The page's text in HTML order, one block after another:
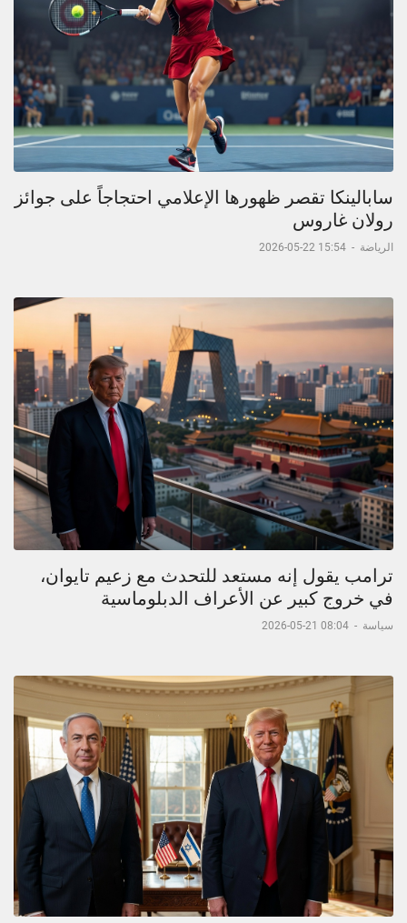
سابالينكا تقصر ظهورها الإعلامي احتجاجاً على جوائز
رولان غاروس
الرياضة -
15:54 22-05-2026
ترامب يقول إنه مستعد للتحدث مع زعيم تايوان،
في خروج كبير عن الأعراف الدبلوماسية
سياسة -
08:04 21-05-2026